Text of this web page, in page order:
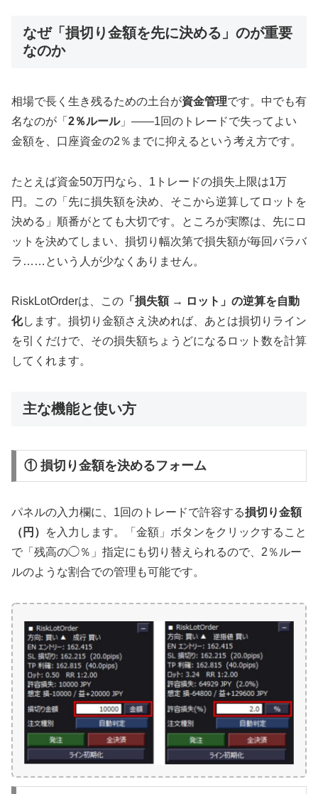
なぜ「損切り金額を先に決める」のが重要
なのか
相場で長く生き残るための土台が資金管理です。中でも有
名なのが「 2％ルール」——1回のトレードで失ってよい
金額を、口座資金の2％までに抑えるという考え方です。
たとえば資金50万円なら、1トレードの損失上限は1万
円。この「先に損失額を決め、そこから逆算してロットを
決める」順番がとても大切です。ところが実際は、先にロ
ットを決めてしまい、損切り幅次第で損失額が毎回バラバ
ラ……という人が少なくありません。
RiskLotOrderは、この 「損失額 → ロット」の逆算を自動
化します。損切り金額さえ決めれば、あとは損切りライン
を引くだけで、その損失額ちょうどになるロット数を計算
してくれます。
主な機能と使い方
① 損切り金額を決めるフォーム
パネルの入力欄に、1回のトレードで許容する損切り金額
（円）
を入力します。「金額」ボタンをクリックすること
で「残高の◯％」指定にも切り替えられるので、2％ルー
ルのような割合での管理も可能です。